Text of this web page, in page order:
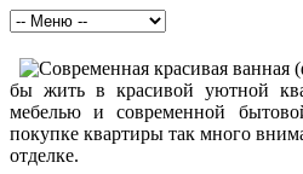
бы жить в красивой уютной
мебелью и современной
покупке квартиры так много
отделке.